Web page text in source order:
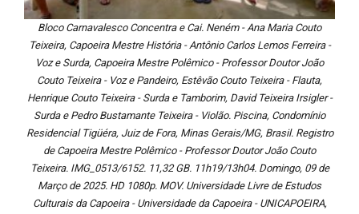
Bloco Carnavalesco Concentra e Cai. Neném - Ana Maria Couto
Teixeira, Capoeira Mestre História - Antônio Carlos Lemos Ferreira -
Voz e Surda, Capoeira Mestre Polêmico - Professor Doutor João
Couto Teixeira - Voz e Pandeiro, Estêvão Couto Teixeira - Flauta,
Henrique Couto Teixeira - Surda e Tamborim, David Teixeira Irsigler -
Surda e Pedro Bustamante Teixeira - Violão. Piscina, Condomínio
Residencial Tigüéra, Juiz de Fora, Minas Gerais/MG, Brasil. Registro
de Capoeira Mestre Polêmico - Professor Doutor João Couto
Teixeira. IMG_0513/6152. 11,32 GB. 11h19/13h04. Domingo, 09 de
Março de 2025. HD 1080p. MOV. Universidade Livre de Estudos
Culturais da Capoeira - Universidade da Capoeira - UNICAPOEIRA,